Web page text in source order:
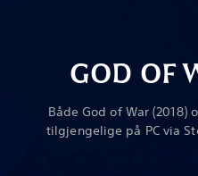
GOD OF
Både God of War (2018)
tilgjengelige på PC via